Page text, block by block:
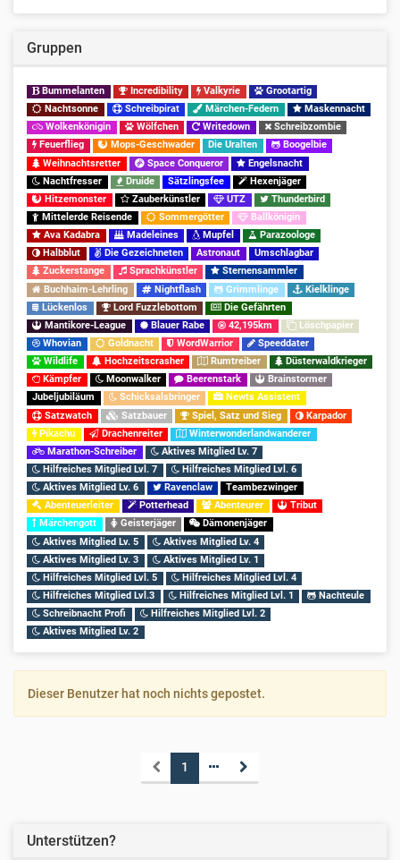
Gruppen
Bummelanten Incredibility Valkyrie
Grootartig
Nachtsonne
Schreibpirat Märchen-Federn
Maskennacht
Wolkenkönigin
Wölfchen Writedown
Schreibzombie
Feuerflieg
Mops-Geschwader Die Uralten
Boogelbie
Weihnachtsretter
Space Conqueror
Engelsnacht
Nachtfresser
Druide Sätzlingsfee
Hexenjäger
Hitzemonster
Zauberkünstler UTZ
Thunderbird
Mittelerde Reisende
Sommergötter
Ballkönigin
Ava Kadabra
Madeleines Mupfel
Parazoologe
Halbblut
Die Gezeichneten Astronaut
Umschlagbar
Zuckerstange
Sprachkünstler
Sternensammler
Buchhaim-Lehrling
Nightflash Grimmlinge
Kielklinge
Lückenlos
Lord Fuzzlebottom
Die Gefährten
Mantikore-League
Blauer Rabe 42,195km
Löschpapier
Whovian
Goldnacht WordWarrior
Speeddater
Wildlife
Hochzeitscrasher Rumtreiber
Düsterwaldkrieger
Kämpfer
Moonwalker Beerenstark
Brainstormer
Jubeljubiläum
Schicksalsbringer
Newts Assistent
Satzwatch
Satzbauer Spiel, Satz und Sieg
Karpador
Pikachu
Drachenreiter
Winterwonderlandwanderer
Marathon-Schreiber
Aktives Mitglied Lv. 7
Hilfreiches Mitglied Lvl. 7
Hilfreiches Mitglied Lvl. 6
Aktives Mitglied Lv. 6
Ravenclaw
Teambezwinger
Abenteuerleiter
Potterhead Abenteurer
Tribut
Märchengott
Geisterjäger
Dämonenjäger
Aktives Mitglied Lv. 5
Aktives Mitglied Lv. 4
Aktives Mitglied Lv. 3
Aktives Mitglied Lv. 1
Hilfreiches Mitglied Lvl. 5
Hilfreiches Mitglied Lvl. 4
Hilfreiches Mitglied Lvl.3
Hilfreiches Mitglied Lvl. 1
Nachteule
Schreibnacht Profi
Hilfreiches Mitglied Lvl. 2
Aktives Mitglied Lv. 2
Dieser Benutzer hat noch nichts gepostet.
1
Unterstützen?